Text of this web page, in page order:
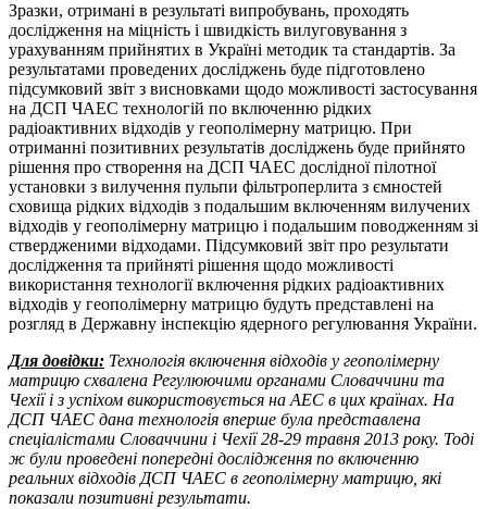
Зразки, отримані в результаті випробувань, проходять
дослідження на міцність і швидкість вилуговування з
урахуванням прийнятих в Україні методик та стандартів. За
результатами проведених досліджень буде підготовлено
підсумковий звіт з висновками щодо можливості застосування
на ДСП ЧАЕС технологій по включенню рідких
радіоактивних відходів у геополімерну матрицю. При
отриманні позитивних результатів досліджень буде прийнято
рішення про створення на ДСП ЧАЕС дослідної пілотної
установки з вилучення пульпи фільтроперлита з ємностей
сховища рідких відходів з подальшим включенням вилучених
відходів у геополімерну матрицю і подальшим поводженням зі
ствердженими відходами. Підсумковий звіт про результати
дослідження та прийняті рішення щодо можливості
використання технології включення рідких радіоактивних
відходів у геополімерну матрицю будуть представлені на
розгляд в Державну інспекцію ядерного регулювання України.
Для довідки: Технологія включення відходів у геополімерну
матрицю схвалена Регулюючими органами Словаччини та
Чехії і з успіхом використовується на АЕС в цих країнах. На
ДСП ЧАЕС дана технологія вперше була представлена
спеціалістами Словаччини і Чехії 28-29 травня 2013 року. Тоді
ж були проведені попередні дослідження по включенню
реальних відходів ДСП ЧАЕС в геополімерну матрицю, які
показали позитивні результати.